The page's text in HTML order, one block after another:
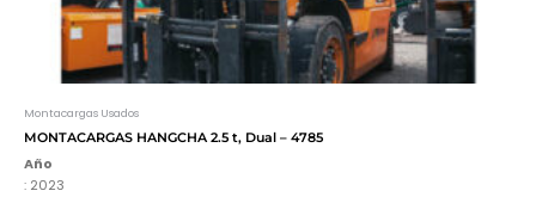
Montacargas Usados
MONTACARGAS HANGCHA 2.5 t, Dual – 4785
Año
: 2023